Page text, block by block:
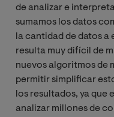
de analizar e
sumamos los datos
la cantidad de datos
resulta muy difícil de
nuevos algoritmos de
permitir simplificar
los resultados, ya que
analizar millones de